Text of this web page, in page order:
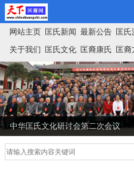
网站主页 匡氏新闻 最新公告 匡氏
关于我们 匡氏文化 匡裔康氏 匡裔
匡氏家谱
中华匡氏文化研讨会第二次会议